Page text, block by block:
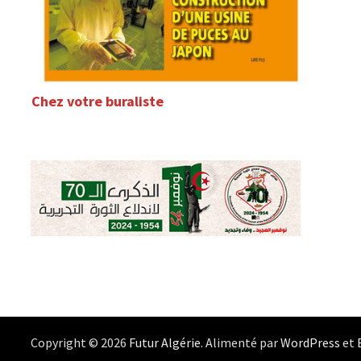
Chez votre buraliste
Copyright © 2026 Futur Algérie. Alimenté parWordPress et